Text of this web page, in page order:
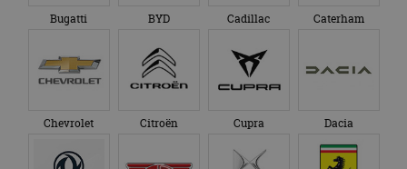
Bugatti BYD Cadillac Caterham
Chevrolet Citroën Cupra Dacia